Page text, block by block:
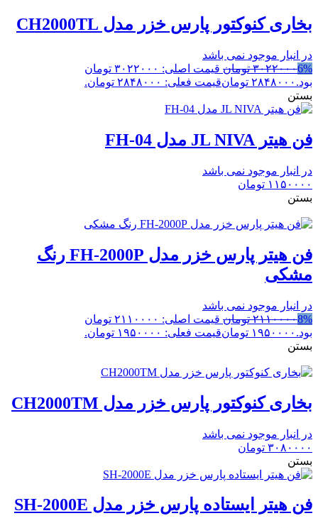
بخاری کنوکتور پارس خزر مدل CH2000TL
در انبار موجود نمی باشد
6%۳۰۲۲۰۰۰ تومان
قیمت اصلی: ۳۰۲۲۰۰۰ تومان
بود. ۲۸۴۸۰۰۰ تومانقیمت فعلی: ۲۸۴۸۰۰۰ تومان.
بستن
فن هیتر JL NIVA مدل FH-04
در انبار موجود نمی باشد
۱۱۵۰۰۰۰ تومان
بستن
فن هیتر پارس خزر مدل FH-2000P رنگ
مشکی
در انبار موجود نمی باشد
8%۲۱۱۰۰۰۰ تومان
قیمت اصلی: ۲۱۱۰۰۰۰ تومان
بود. ۱۹۵۰۰۰۰ تومانقیمت فعلی: ۱۹۵۰۰۰۰ تومان.
بستن
بخاری کنوکتور پارس خزر مدل CH2000TM
در انبار موجود نمی باشد
۳۰۸۰۰۰۰ تومان
بستن
فن هیتر ایستاده پارس خزر مدل SH-2000E